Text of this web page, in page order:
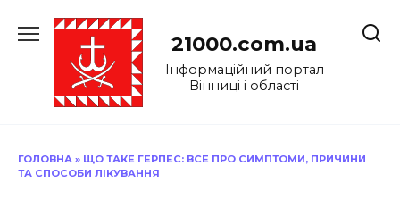
до
21000.com.ua
Інформаційний портал
Вінниці і області
ГОЛОВНА » ЩО ТАКЕ ГЕРПЕС: ВСЕ ПРО СИМПТОМИ, ПРИЧИНИ
ТА СПОСОБИ ЛІКУВАННЯ